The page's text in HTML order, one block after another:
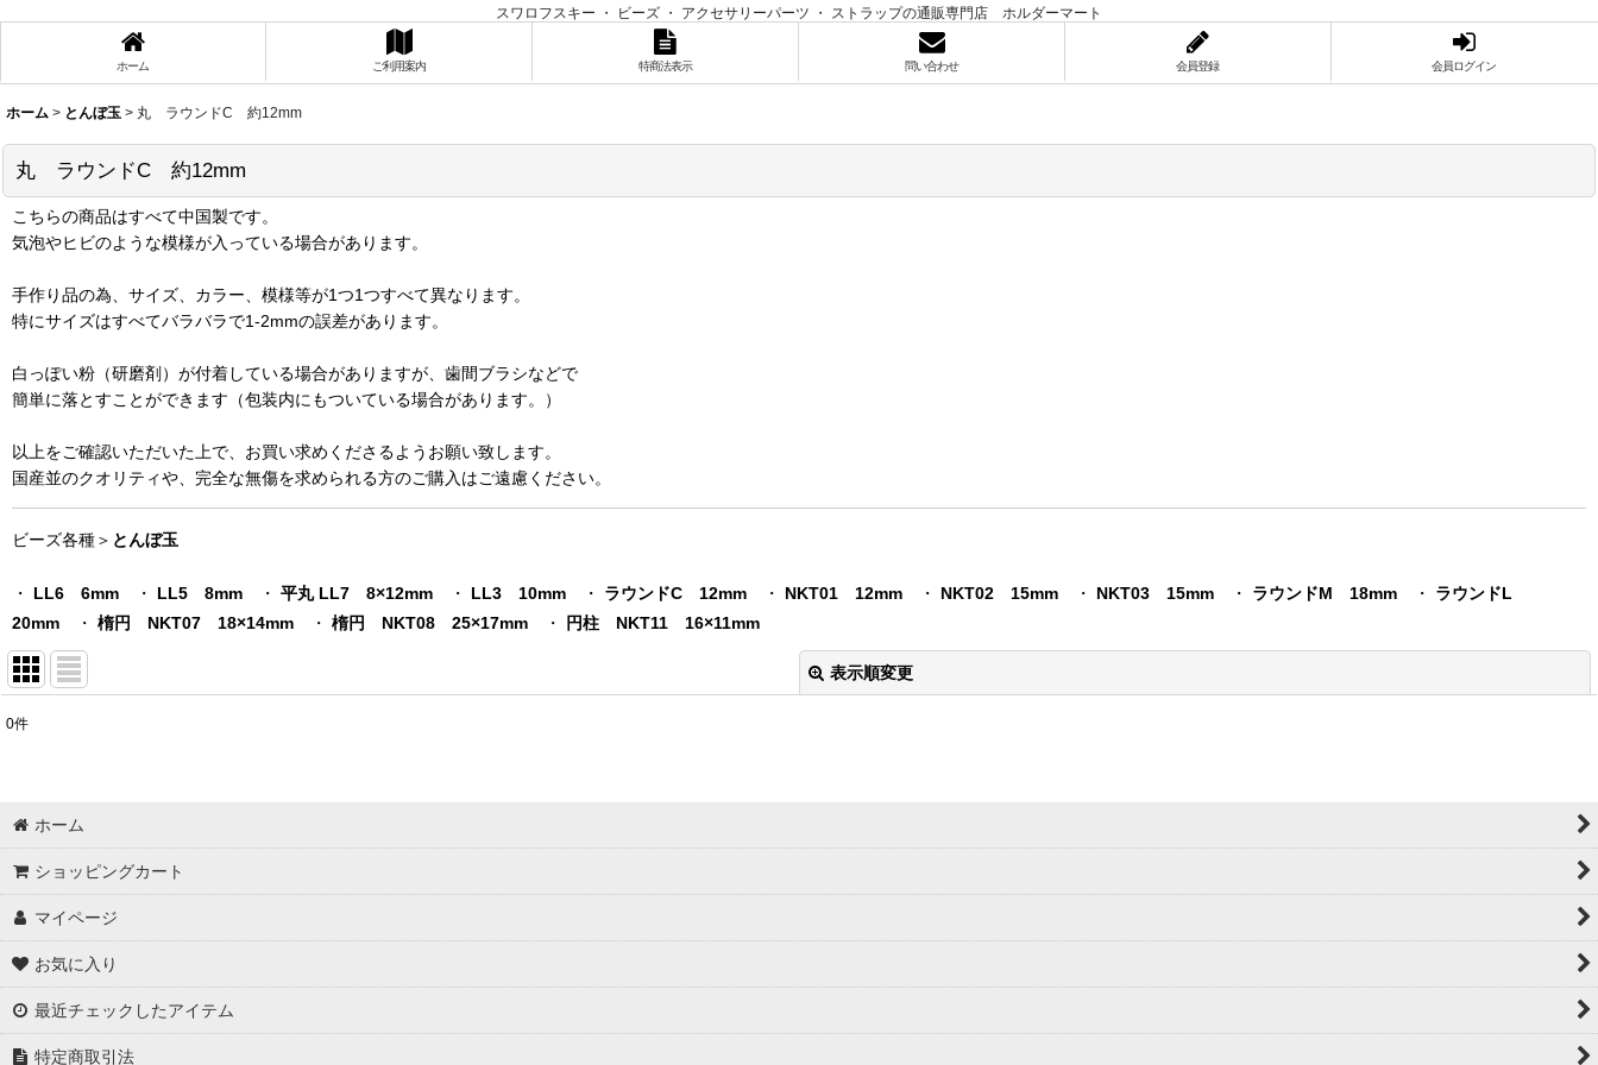
スワロフスキー ・ ビーズ ・ アクセサリーパーツ ・ ストラップの通販専門店 ホルダーマート
ホーム ご利用案内 特商法表示 問い合わせ 会員登録 会員ログイン
ホーム > とんぼ玉 > 丸 ラウンドC 約12mm
丸 ラウンドC 約12mm
こちらの商品はすべて中国製です。
気泡やヒビのような模様が入っている場合があります。
手作り品の為、サイズ、カラー、模様等が1つ1つすべて異なります。
特にサイズはすべてバラバラで1-2mmの誤差があります。
白っぽい粉（研磨剤）が付着している場合がありますが、歯間ブラシなどで
簡単に落とすことができます（包装内にもついている場合があります。）
以上をご確認いただいた上で、お買い求めくださるようお願い致します。
国産並のクオリティや、完全な無傷を求められる方のご購入はご遠慮ください。
ビーズ各種＞ とんぼ玉
・ LL6 6mm ・ LL5 8mm ・ 平丸 LL7 8×12mm ・ LL3 10mm ・ ラウンドC 12mm ・ NKT01 12mm ・ NKT02 15mm ・ NKT03 15mm ・ ラウンドM 18mm ・ ラウンドL
20mm ・ 楕円 NKT07 18×14mm ・ 楕円 NKT08 25×17mm ・ 円柱 NKT11 16×11mm
表示順変更
並び順:
0件
ホーム
ショッピングカート
マイページ
お気に入り
最近チェックしたアイテム
特定商取引法